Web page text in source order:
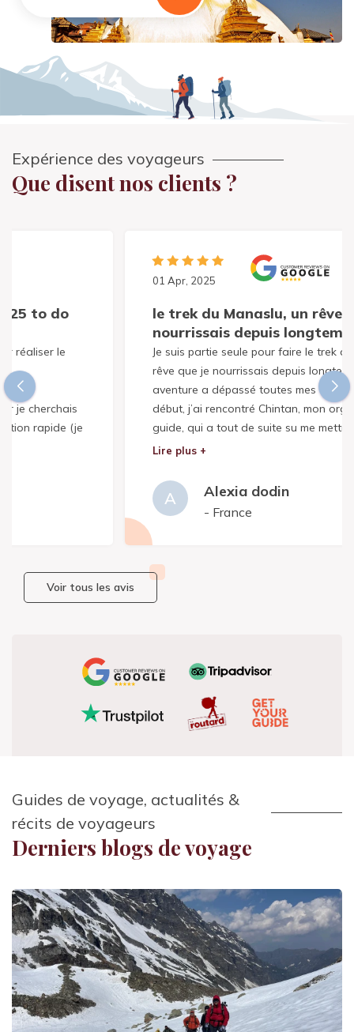
Expérience des voyageurs
Que disent nos clients ?
Voir tous les avis
le trek du Manaslu, un rêve que je
nourrissais depuis longtemps…
Je suis partie seule pour faire le trek du Manaslu, un
rêve que je nourrissais depuis longtemps… et cette
aventure a dépassé toutes mes attentes. Dès le
début, j’ai rencontré Chintan, mon organisateur et
guide, qui a tout de suite su me mettre en confiance.
Grâce à lui, je me suis sentie en sécurité et
gardant cette sensation de liberté que je cherchais.
Le trek en lui-même était d’une beauté incroyable.
Des paysages variés et grandioses, des villages
impression d’être loin de tout, dans un Népal encore
préservé du tourisme de masse. L’ascension jusqu’au
je n’oublierai jamais.
Merci à Chintan pour sa bienveillance, son
professionnalisme et sa bonne humeur. Ce trek du
Manaslu restera l’un des plus beaux chapitres de ma
Alexia dodin
Guides de voyage, actualités &
récits de voyageurs
Derniers blogs de voyage